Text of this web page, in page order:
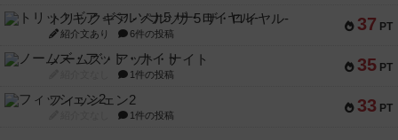
37 PT
トリックギア - ペルソナ5 ザ・ロイヤル-
紹介文あり 6件の投稿
35 PT
ノームズ・アット・ナイト
1件の投稿
33 PT
フィッシェン2
1件の投稿